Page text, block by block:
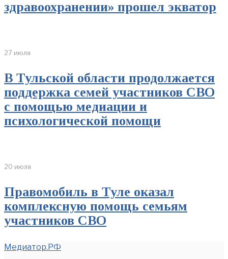
здравоохранении» прошел экватор
27 июля
В Тульской области продолжается
поддержка семей участников СВО
с помощью медиации и
психологической помощи
20 июля
Правомобиль в Туле оказал
комплексную помощь семьям
участников СВО
Медиатор.РФ